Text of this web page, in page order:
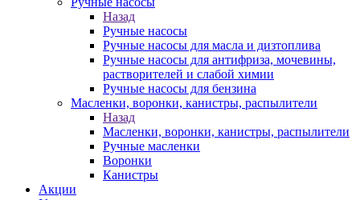
Назад
Ручные насосы
Ручные насосы для масла и дизтоплива
Ручные насосы для антифриза, мочевины,
растворителей и слабой химии
Ручные насосы для бензина
Масленки, воронки, канистры, распылители
Назад
Масленки, воронки, канистры, распылители
Ручные масленки
Воронки
Канистры
Акции